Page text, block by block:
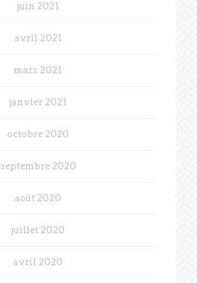
juin 2021
avril 2021
mars 2021
janvier 2021
octobre 2020
septembre 2020
août 2020
juillet 2020
avril 2020